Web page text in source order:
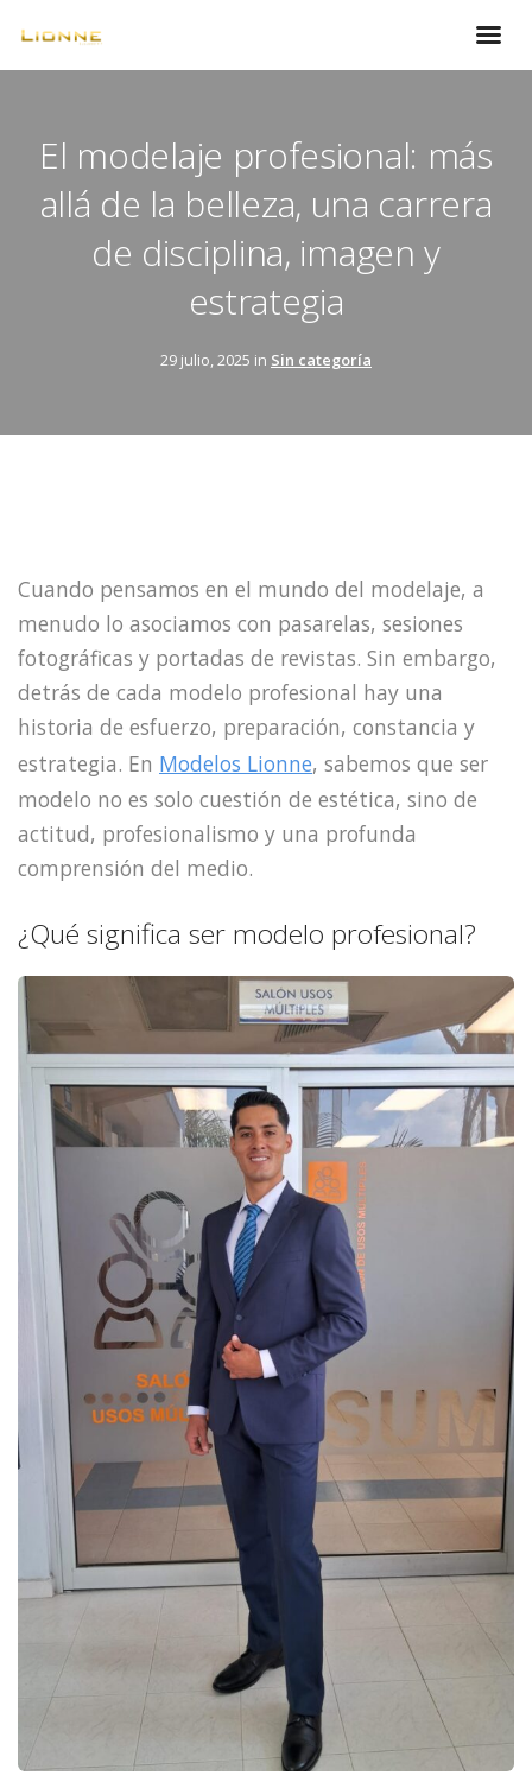
El modelaje profesional: más
allá de la belleza, una carrera
de disciplina, imagen y
estrategia
29 julio, 2025 in Sin categoría
Cuando pensamos en el mundo del modelaje, a
menudo lo asociamos con pasarelas, sesiones
fotográficas y portadas de revistas. Sin embargo,
detrás de cada modelo profesional hay una
historia de esfuerzo, preparación, constancia y
estrategia. En Modelos Lionne, sabemos que ser
modelo no es solo cuestión de estética, sino de
actitud, profesionalismo y una profunda
comprensión del medio.
¿Qué significa ser modelo profesional?